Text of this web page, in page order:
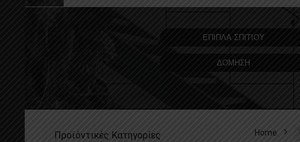
ΕΠΙΠΛΑ ΣΠΙΤΙΟΥ
ΔΟΜΗΣΗ
Προϊόντικές Κατηγορίες Home